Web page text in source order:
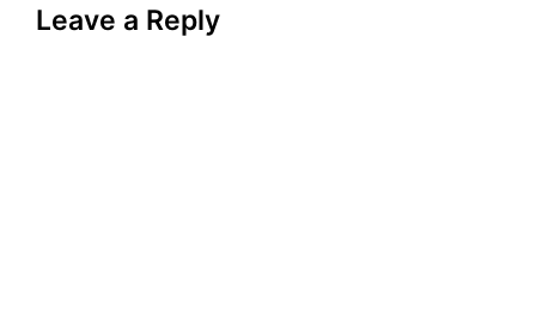
Leave a Reply